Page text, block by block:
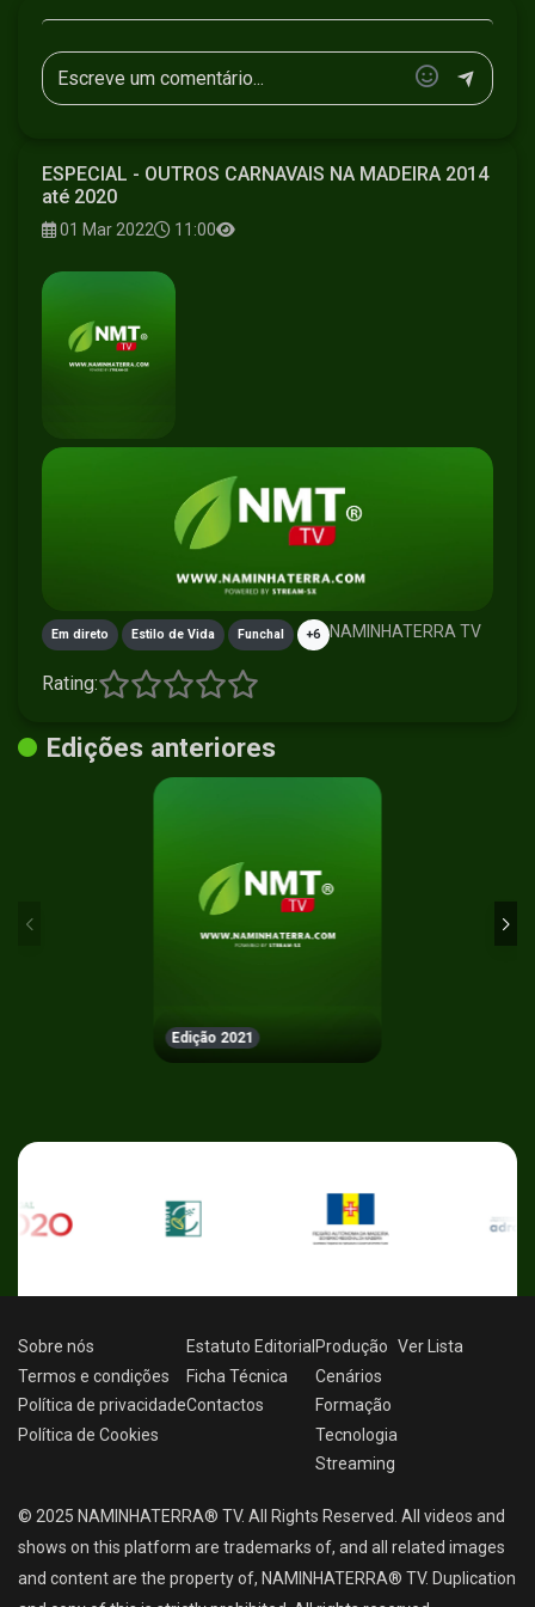
ESPECIAL - OUTROS CARNAVAIS NA MADEIRA 2014
até 2020
01 Mar 2022 11:00
Em direto Estilo de Vida Funchal +6 NAMINHATERRA TV
Rating:
Edições anteriores
Edição 2021
Sobre nós
Termos e condições
Política de privacidade
Política de Cookies
Estatuto Editorial
Ficha Técnica
Contactos
Produção
Cenários
Formação
Tecnologia
Streaming
Ver Lista
© 2025 NAMINHATERRA® TV. All Rights Reserved. All videos and
shows on this platform are trademarks of, and all related images
and content are the property of, NAMINHATERRA® TV. Duplication